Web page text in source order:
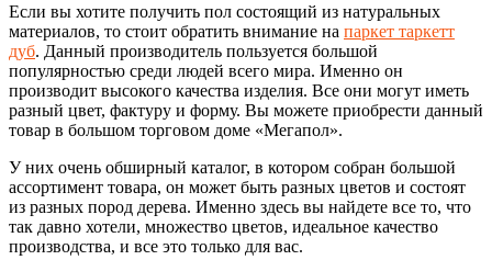
Если вы хотите получить пол состоящий из натуральных
материалов, то стоит обратить внимание на паркет таркетт
дуб. Данный производитель пользуется большой
популярностью среди людей всего мира. Именно он
производит высокого качества изделия. Все они могут иметь
разный цвет, фактуру и форму. Вы можете приобрести данный
товар в большом торговом доме «Мегапол».
У них очень обширный каталог, в котором собран большой
ассортимент товара, он может быть разных цветов и состоят
из разных пород дерева. Именно здесь вы найдете все то, что
так давно хотели, множество цветов, идеальное качество
производства, и все это только для вас.